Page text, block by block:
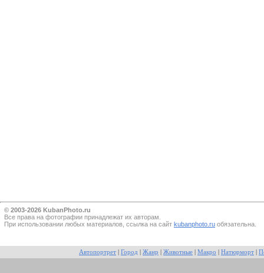
© 2003-2026 KubanPhoto.ru
Все прaва на фотографии принадлежат их авторам.
При использовании любых материалов, ссылка на сайт kubanphoto.ru обязательна.
Автопортрет Город Жанр Животные Макро Натюрморт